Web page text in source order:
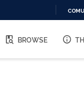
BROWSE